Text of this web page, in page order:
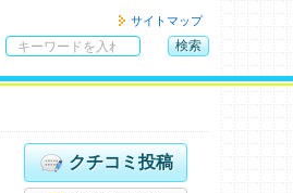
サイトマップ
検索
クチコミ投稿